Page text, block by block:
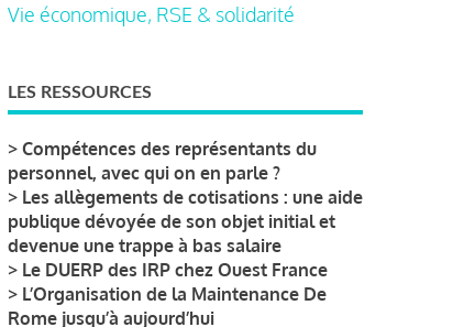
Vie économique, RSE & solidarité
LES RESSOURCES
> Compétences des représentants du
personnel, avec qui on en parle ?
> Les allègements de cotisations : une aide
publique dévoyée de son objet initial et
devenue une trappe à bas salaire
> Le DUERP des IRP chez Ouest France
> L’Organisation de la Maintenance De
Rome jusqu’à aujourd’hui